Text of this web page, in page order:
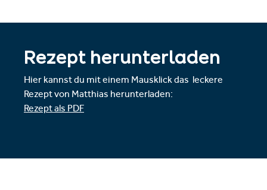
Rezept herunterladen
Hier kannst du mit einem Mausklick das leckere
Rezept von Matthias herunterladen:
Rezept als PDF